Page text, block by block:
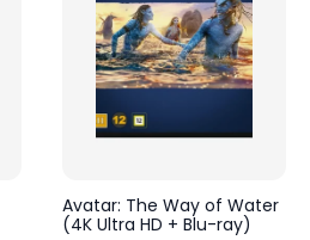
Avatar: The Way of Water
(4K Ultra HD + Blu-ray)